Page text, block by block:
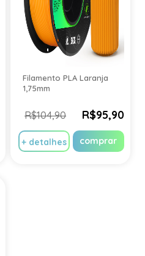
Filamento PLA Laranja
1,75mm
R$104,90 R$95,90
+ detalhes comprar